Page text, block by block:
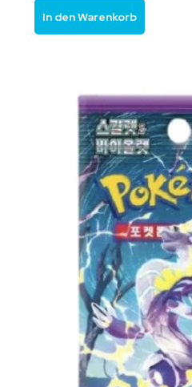
In den Warenkorb